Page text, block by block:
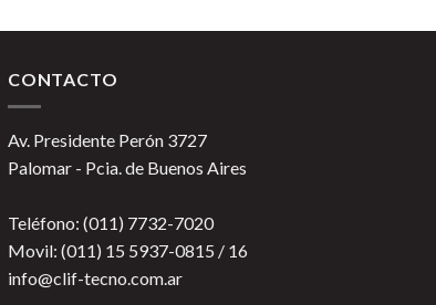
CONTACTO
Av. Presidente Perón 3727
Palomar - Pcia. de Buenos Aires
Teléfono: (011) 7732-7020
Movil: (011) 15 5937-0815 / 16
info@clif-tecno.com.ar